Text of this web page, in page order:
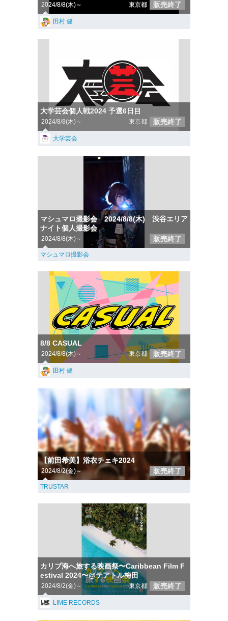
2024/8/8(木)～ 東京都 販売終了
田村 健
大学芸会個人戦2024 予選6日目
2024/8/8(木)～ 東京都 販売終了
大学芸会
マシュマロ撮影会 2024/8/8(木) 渋谷エリア
ナイト個人撮影会
2024/8/8(木)～ 販売終了
マシュマロ撮影会
8/8 CASUAL
2024/8/8(木)～ 東京都 販売終了
田村 健
【前田希美】浴衣チェキ2024
2024/8/2(金)～ 販売終了
TRUSTAR
カリブ海へ旅する映画祭〜Caribbean Film F
estival 2024〜@テアトル梅田
2024/8/2(金)～ 東京都 販売終了
LIME RECORDS